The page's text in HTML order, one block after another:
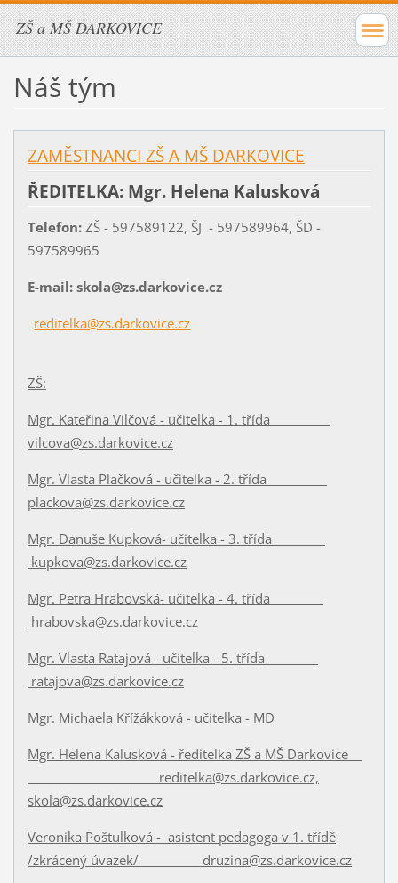
ZŠ a MŠ DARKOVICE
Náš tým
ZAMĚSTNANCI ZŠ A MŠ DARKOVICE
ŘEDITELKA: Mgr. Helena Kalusková
Telefon:ZŠ - 597589122, ŠJ - 597589964, ŠD -
597589965
E-mail: skola@zs.darkovice.cz
reditelka@zs.darkovice.cz
ZŠ:
Mgr. Kateřina Vilčová - učitelka - 1. třída
vilcova@zs.darkovice.cz
Mgr. Vlasta Plačková - učitelka - 2. třída
plackova@zs.darkovice.cz
Mgr. Danuše Kupková- učitelka - 3. třída
kupkova@zs.darkovice.cz
Mgr. Petra Hrabovská- učitelka - 4. třída
hrabovska@zs.darkovice.cz
Mgr. Vlasta Ratajová - učitelka - 5. třída
ratajova@zs.darkovice.cz
Mgr. Michaela Křížákková - učitelka - MD
Mgr. Helena Kalusková - ředitelka ZŠ a MŠ Darkovice
reditelka@zs.darkovice.cz,
skola@zs.darkovice.cz
Veronika Poštulková - asistent pedagoga v 1. třídě
/zkrácený úvazek/ druzina@zs.darkovice.cz